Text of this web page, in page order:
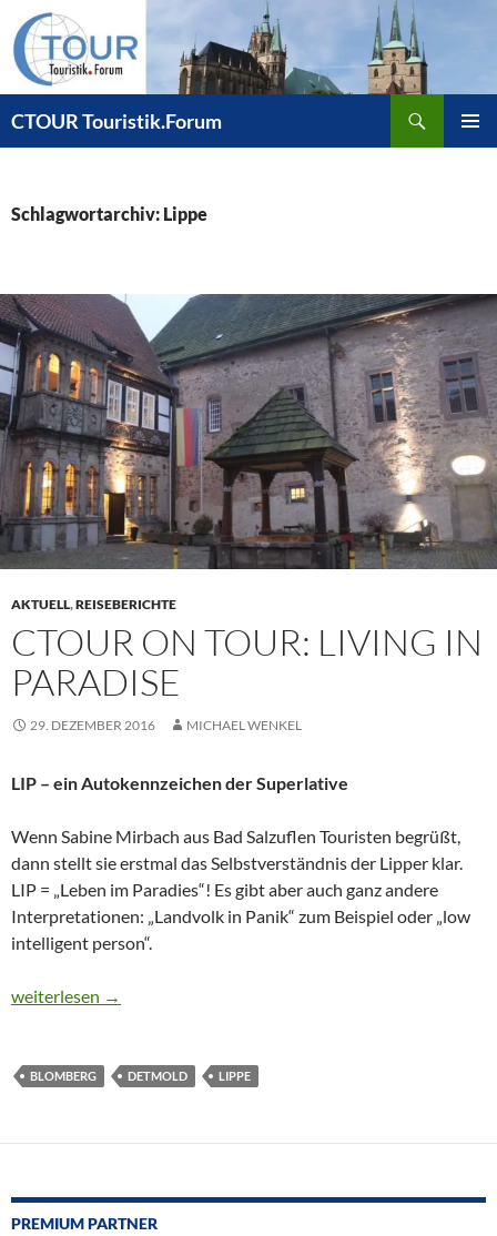
Zum
Inhalt
springen
CTOUR Touristik.Forum
Schlagwortarchiv: Lippe
AKTUELL,REISEBERICHTE
CTOUR ON TOUR: LIVING IN
PARADISE
29. DEZEMBER 2016 MICHAEL WENKEL
LIP – ein Autokennzeichen der Superlative
Wenn Sabine Mirbach aus Bad Salzuflen Touristen begrüßt,
dann stellt sie erstmal das Selbstverständnis der Lipper klar.
LIP = „Leben im Paradies“! Es gibt aber auch ganz andere
Interpretationen: „Landvolk in Panik“ zum Beispiel oder „low
intelligent person“.
CTOUR on Tour: Living in Paradise
weiterlesen →
BLOMBERG DETMOLD LIPPE
PREMIUM PARTNER